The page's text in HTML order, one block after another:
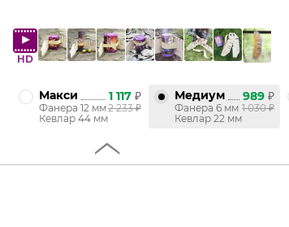
HD
Макси
Фанера 12 мм
Кевлар 44 мм
1 117 ₽
2 233₽
Медиум
Фанера 6 мм
Кевлар 22 мм
989 ₽
1 030₽